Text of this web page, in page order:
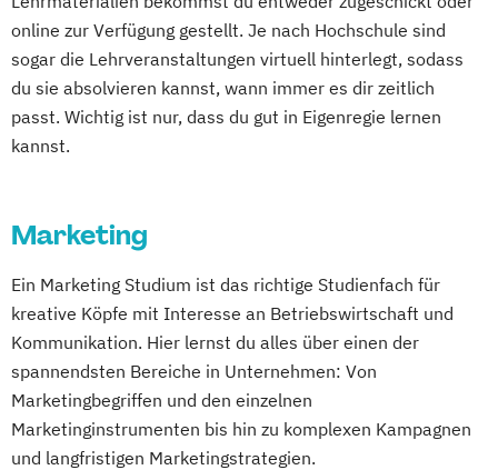
Online-Marketing & Marketingmanagement
Online-Marketing & Marketingmanagement
(dual)
Werbe- und Medienpsychologie
online zur Verfügung gestellt. Je nach Hochschule sind
sogar die Lehrveranstaltungen virtuell hinterlegt, sodass
du sie absolvieren kannst, wann immer es dir zeitlich
passt. Wichtig ist nur, dass du gut in Eigenregie lernen
kannst.
Marketing
Ein Marketing Studium ist das richtige Studienfach für
kreative Köpfe mit Interesse an Betriebswirtschaft und
Kommunikation. Hier lernst du alles über einen der
spannendsten Bereiche in Unternehmen: Von
Marketingbegriffen und den einzelnen
Marketinginstrumenten bis hin zu komplexen Kampagnen
und langfristigen Marketingstrategien.